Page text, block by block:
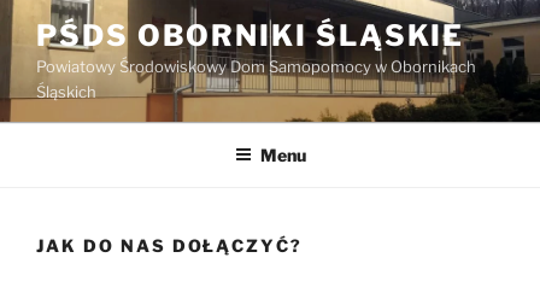
Przejdź
treści
PŚDS OBORNIKI ŚLĄSKIE
Powiatowy Środowiskowy Dom Samopomocy w Obornikach
Śląskich
Menu
JAK DO NAS DOŁĄCZYĆ?